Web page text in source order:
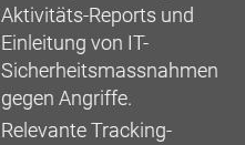
Aktivitäts-Reports und
Einleitung von IT-
Sicherheitsmassnahmen
gegen Angriffe.
Relevante Tracking-